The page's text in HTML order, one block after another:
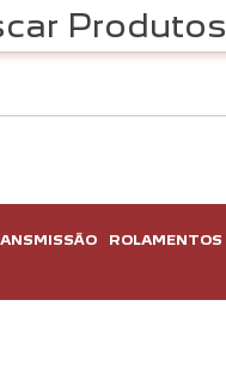
Produtos
ROLAMENTOS